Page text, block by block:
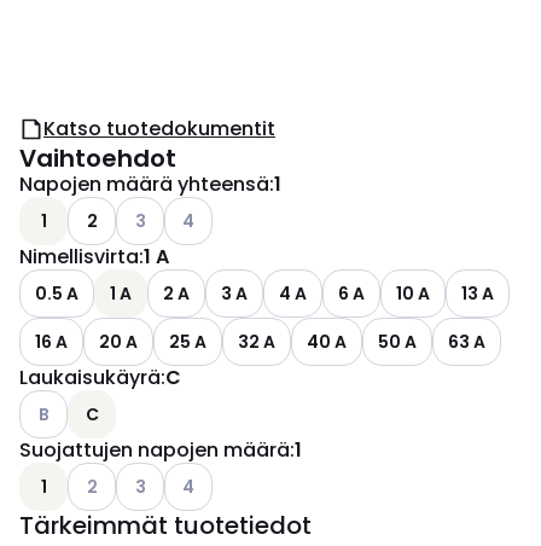
Katso tuotedokumentit
Vaihtoehdot
Napojen määrä yhteensä:1
1 2 Katso käytettävissä olevat vaihtoehdot
3 Katso käytettävissä olevat vaihtoehdot
4
Nimellisvirta:1 A
0.5 A 1 A 2 A 3 A 4 A 6 A 10 A
13 A
16 A
20 A 25 A 32 A 40 A 50 A 63 A
Laukaisukäyrä:C
Katso käytettävissä olevat vaihtoehdot
B C
Suojattujen napojen määrä:1
1 Katso käytettävissä olevat vaihtoehdot
2 Katso käytettävissä olevat vaihtoehdot
3 Katso käytettävissä olevat vaihtoehdot
4
Tärkeimmät tuotetiedot